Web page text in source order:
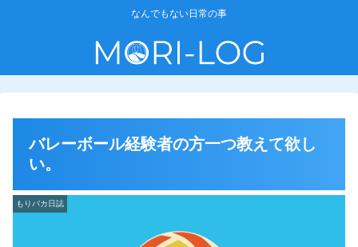
なんでもない日常の事
バレーボール経験者の方一つ教えて欲し
い。
もりバカ日誌